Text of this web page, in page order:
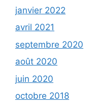
janvier 2022
avril 2021
septembre 2020
août 2020
juin 2020
octobre 2018